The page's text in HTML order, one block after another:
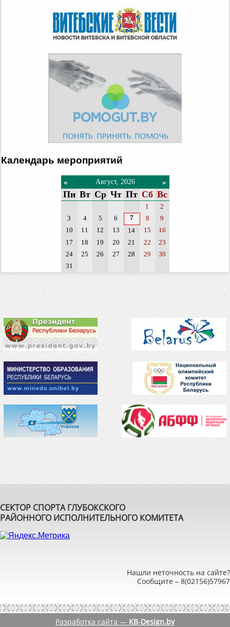
Календарь мероприятий
« Август, 2026 »
Пн Вт Ср Чт Пт Сб Вс
1
2
3
4 5 6 7 8
9
10
11 12 13 14 15
16
17
18 19 20 21 22
23
24
25 26 27 28 29
30
31
СЕКТОР СПОРТА ГЛУБОКСКОГО
РАЙОННОГО ИСПОЛНИТЕЛЬНОГО КОМИТЕТА
Нашли неточность на сайте?
Сообщите – 8(02156)57967
Разработка сайта — KB-Design.by